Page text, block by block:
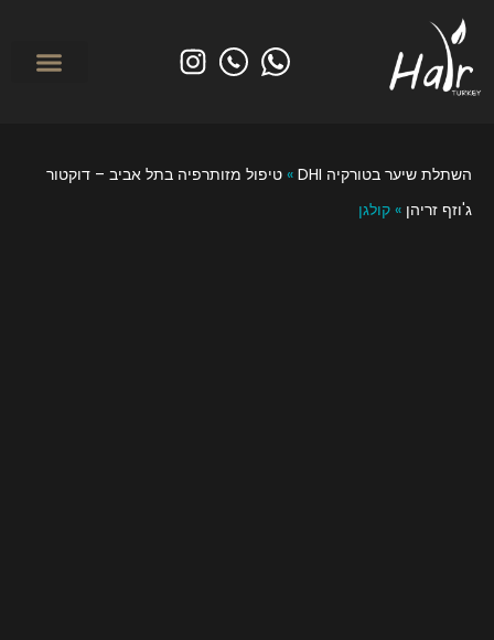
השתלת שיער בטורקיה DHI » טיפול מזותרפיה בתל אביב – דוקטור
ג'וזף זריהן » קולגן